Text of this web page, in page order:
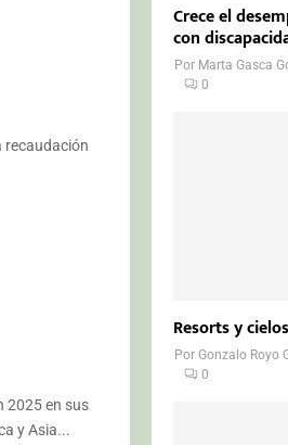
recaudación
2025 en sus
y Asia...
Crece el
con
Por Marta Gasca
0
Resorts y
PorGonzalo Royo
0